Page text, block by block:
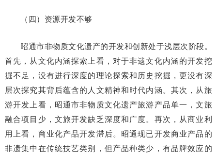
（四）资源开发不够
昭通市非物质文化遗产的开发和创新处于浅层次阶段。
首先，从文化内涵探索上看，对于非遗文化内涵的开发挖
掘不足，没有进行深度的理论探索和历史挖掘，更没有深
层次探究其背后蕴含的人文精神和时代内涵。其次，从旅
游开发上看，昭通市非物质文化遗产旅游产品单一，文旅
融合项目少，文旅开发缺乏深度和广度。再次，从商业利
用上看，商业化产品开发滞后。昭通现已开发商业产品的
非遗集中在传统技艺类别，但产品种类少，有品牌效应的